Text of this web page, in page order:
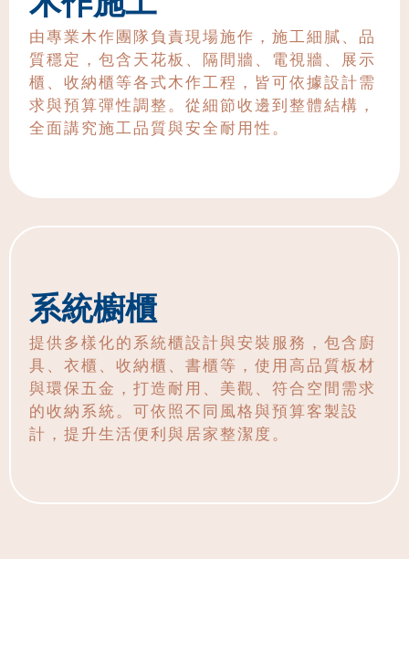
由專業木作團隊負責現場施作，施工細膩、品
質穩定，包含天花板、隔間牆、電視牆、展示
櫃、收納櫃等各式木作工程，皆可依據設計需
求與預算彈性調整。從細節收邊到整體結構，
全面講究施工品質與安全耐用性。
系統櫥櫃
提供多樣化的系統櫃設計與安裝服務，包含廚
具、衣櫃、收納櫃、書櫃等，使用高品質板材
與環保五金，打造耐用、美觀、符合空間需求
的收納系統。可依照不同風格與預算客製設
計，提升生活便利與居家整潔度。